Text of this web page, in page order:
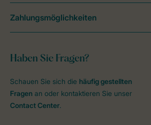
Haben Sie Fragen?
Schauen Sie sich die häufig gestellten
Fragen an oder kontaktieren Sie unser
Contact Center.
Zahlungsmöglichkeiten